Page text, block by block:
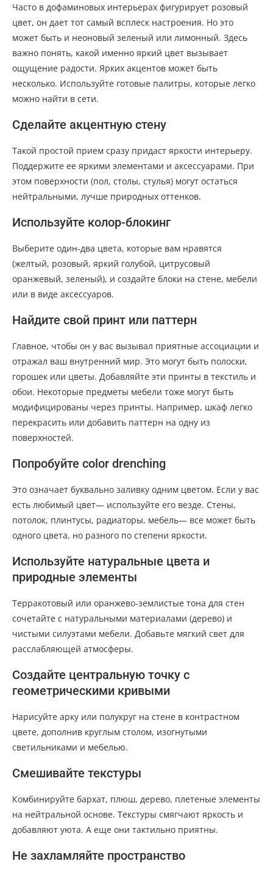
Часто в дофаминовых интерьерах фигурирует розовый
цвет, он дает тот самый всплеск настроения. Но это
может быть и неоновый зеленый или лимонный. Здесь
важно понять, какой именно яркий цвет вызывает
ощущение радости. Ярких акцентов может быть
несколько. Используйте готовые палитры, которые легко
можно найти в сети.
Сделайте акцентную стену
Такой простой прием сразу придаст яркости интерьеру.
Поддержите ее яркими элементами и аксессуарами. При
этом поверхности (пол, столы, стулья) могут остаться
нейтральными, лучше природных оттенков.
Используйте колор-блокинг
Выберите один-два цвета, которые вам нравятся
(желтый, розовый, яркий голубой, цитрусовый
оранжевый, зеленый), и создайте блоки на стене, мебели
или в виде аксессуаров.
Найдите свой принт или паттерн
Главное, чтобы он у вас вызывал приятные ассоциации и
отражал ваш внутренний мир. Это могут быть полоски,
горошек или цветы. Добавляйте эти принты в текстиль и
обои. Некоторые предметы мебели тоже могут быть
модифицированы через принты. Например, шкаф легко
перекрасить или добавить паттерн на одну из
поверхностей.
Попробуйте color drenching
Это означает буквально заливку одним цветом. Если у вас
есть любимый цвет— используйте его везде. Стены,
потолок, плинтусы, радиаторы, мебель— все может быть
одного цвета, но разного по степени яркости.
Используйте натуральные цвета и
природные элементы
Терракотовый или оранжево-землистые тона для стен
сочетайте с натуральными материалами (дерево) и
чистыми силуэтами мебели. Добавьте мягкий свет для
расслабляющей атмосферы.
Создайте центральную точку с
геометрическими кривыми
Нарисуйте арку или полукруг на стене в контрастном
цвете, дополнив круглым столом, изогнутыми
светильниками и мебелью.
Смешивайте текстуры
Комбинируйте бархат, плюш, дерево, плетеные элементы
на нейтральной основе. Текстуры смягчают яркость и
добавляют уюта. А еще они тактильно приятны.
Не захламляйте пространство